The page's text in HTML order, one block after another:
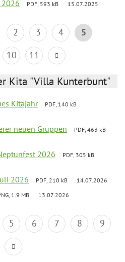
PDF, 593 kB 15.07.2025
2 3 4
5
10 11
Kita "Villa Kunterbunt"
Kitajahr
PDF, 140 kB
neuen Gruppen
PDF, 463 kB
2026
PDF, 305 kB
2026 PDF, 210 kB 14.07.2026
1.9 MB 13.07.2026
5 6 7 8
9